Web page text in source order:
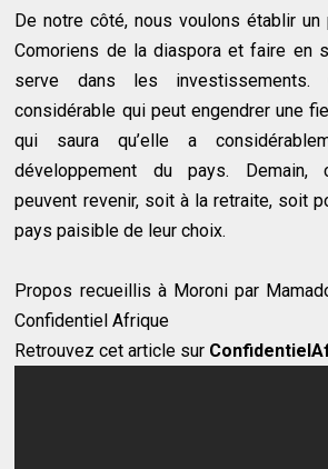
De notre côté, nous voulons établir un
Comoriens de la diaspora et faire en
serve dans les investissements.
considérable qui peut engendrer une
qui saura qu’elle a
développement du pays. Demain,
peuvent revenir, soit à la retraite, soit
pays paisible de leur choix.
Propos recueillis à Moroni par
Confidentiel Afrique
Retrouvez cet article sur